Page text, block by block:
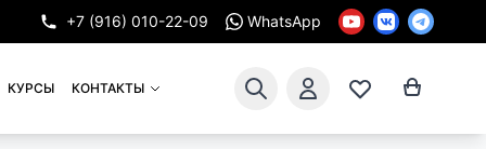
+7 (916) 010-22-09 WhatsApp
КУРСЫ КОНТАКТЫ